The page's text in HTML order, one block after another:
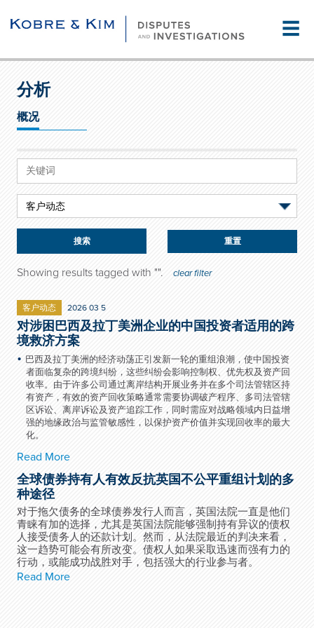
☰
分析
概况
重置
Showing results tagged with "". clear filter
客户动态 2026 03 5
对涉困巴西及拉丁美洲企业的中国投资者适用的跨
境救济方案
巴西及拉丁美洲的经济动荡正引发新一轮的重组浪潮，使中国投资
者面临复杂的跨境纠纷，这些纠纷会影响控制权、优先权及资产回
收率。由于许多公司通过离岸结构开展业务并在多个司法管辖区持
有资产，有效的资产回收策略通常需要协调破产程序、多司法管辖
区诉讼、离岸诉讼及资产追踪工作，同时需应对战略领域内日益增
强的地缘政治与监管敏感性，以保护资产价值并实现回收率的最大
化。
Read More
全球债券持有人有效反抗英国不公平重组计划的多
种途径
对于拖欠债务的全球债券发行人而言，英国法院一直是他们
青睐有加的选择，尤其是英国法院能够强制持有异议的债权
人接受债务人的还款计划。然而，从法院最近的判决来看，
这一趋势可能会有所改变。债权人如果采取迅速而强有力的
行动，或能成功战胜对手，包括强大的行业参与者。
Read More